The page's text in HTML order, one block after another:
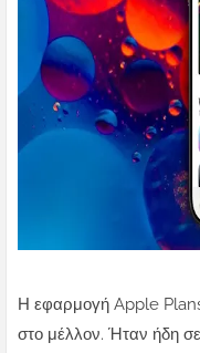
Η εφαρμογή Apple Plans
στο μέλλον. Ήταν ήδη